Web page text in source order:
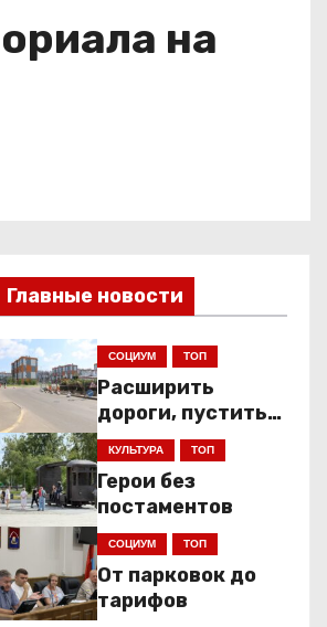
на
Главные новости
СОЦИУМ ТОП
Расширить
дороги, пустить
низкопольники
КУЛЬТУРА ТОП
Герои без
постаментов
СОЦИУМ ТОП
От парковок до
тарифов